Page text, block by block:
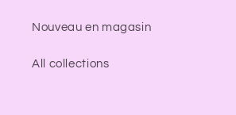
Nouveau en magasin
All collections